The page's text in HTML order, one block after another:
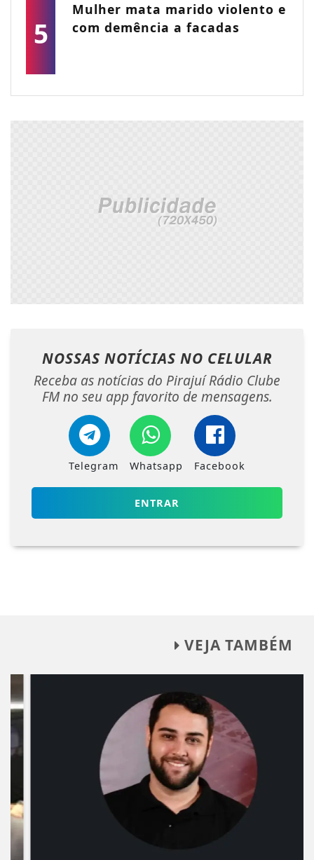
5
Mulher mata marido violento e
com demência a facadas
NOSSAS NOTÍCIAS NO CELULAR
Receba as notícias do Pirajuí Rádio Clube
FM no seu app favorito de mensagens.
Telegram Whatsapp Facebook
ENTRAR
VEJA TAMBÉM